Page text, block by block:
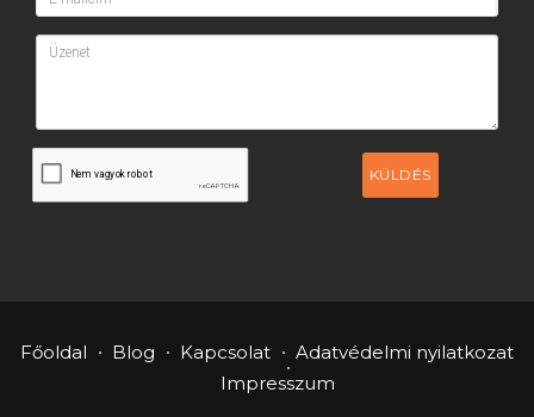
KÜLDÉS
Főoldal Blog Kapcsolat
Adatvédelmi nyilatkozat
Impresszum